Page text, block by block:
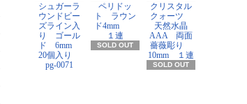
シュガーラ
ウンドビー
ズライン入
り ゴール
ド 6mm
20個入り
pg-0071
ペリドッ
ト ラウン
ド4mm
１連
SOLD OUT
クリスタル
クォーツ
天然水晶
AAA 両面
薔薇彫り
10mm １連
SOLD OUT